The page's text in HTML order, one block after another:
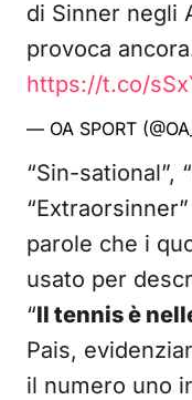
di Sinner negli
provoca
https://t.co/
— OA SPORT
“Sin-sational”,
parole che i
usato per
“Il tennis è
Pais,
il numero uno